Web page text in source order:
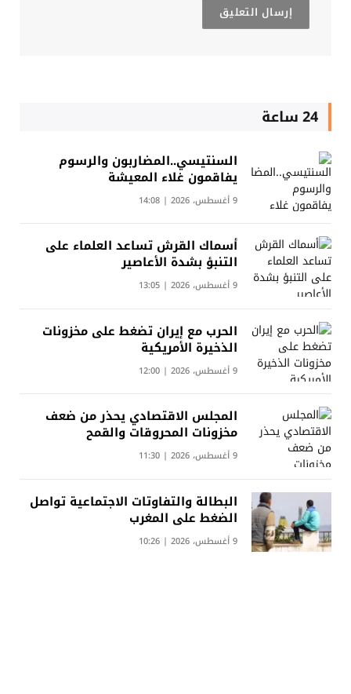
24 ساعة
السنتيسي..المضاربون والرسوم
يفاقمون غلاء المعيشة
9 أغسطس، 2026 | 14:08
أسماك القرش تساعد العلماء على
التنبؤ بشدة الأعاصير
9 أغسطس، 2026 | 13:05
الحرب مع إيران تضغط على مخزونات
الذخيرة الأمريكية
9 أغسطس، 2026 | 12:00
المجلس الاقتصادي يحذر من ضعف
مخزونات المحروقات والقمح
9 أغسطس، 2026 | 11:30
البطالة والتفاوتات الاجتماعية تواصل
الضغط على المغرب
9 أغسطس، 2026 | 10:26